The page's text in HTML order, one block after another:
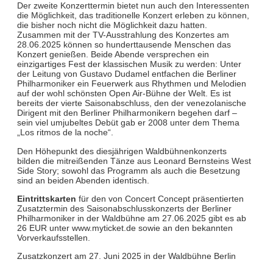
Der zweite Konzerttermin bietet nun auch den Interessenten
die Möglichkeit, das traditionelle Konzert erleben zu können,
die bisher noch nicht die Möglichkeit dazu hatten.
Zusammen mit der TV-Ausstrahlung des Konzertes am
28.06.2025 können so hunderttausende Menschen das
Konzert genießen. Beide Abende versprechen ein
einzigartiges Fest der klassischen Musik zu werden: Unter
der Leitung von Gustavo Dudamel entfachen die Berliner
Philharmoniker ein Feuerwerk aus Rhythmen und Melodien
auf der wohl schönsten Open Air-Bühne der Welt. Es ist
bereits der vierte Saisonabschluss, den der venezolanische
Dirigent mit den Berliner Philharmonikern begehen darf –
sein viel umjubeltes Debüt gab er 2008 unter dem Thema
„Los ritmos de la noche“.
Den Höhepunkt des diesjährigen Waldbühnenkonzerts
bilden die mitreißenden Tänze aus Leonard Bernsteins West
Side Story; sowohl das Programm als auch die Besetzung
sind an beiden Abenden identisch.
Eintrittskarten für den von Concert Concept präsentierten
Zusatztermin des Saisonabschlusskonzerts der Berliner
Philharmoniker in der Waldbühne am 27.06.2025 gibt es ab
26 EUR unter www.myticket.de sowie an den bekannten
Vorverkaufsstellen.
Zusatzkonzert am 27. Juni 2025 in der Waldbühne Berlin